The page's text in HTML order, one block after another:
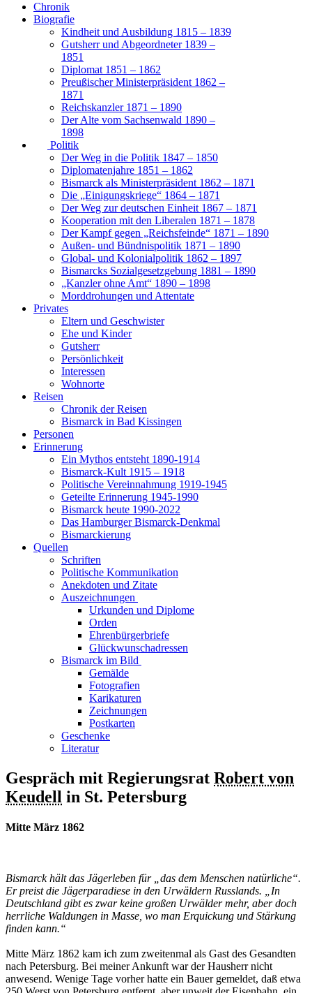
Chronik
Biografie
Kindheit und Ausbildung 1815 – 1839
Gutsherr und Abgeordneter 1839 –
1851
Diplomat 1851 – 1862
Preußischer Ministerpräsident 1862 –
1871
Reichskanzler 1871 – 1890
Der Alte vom Sachsenwald 1890 –
1898
Politik
Der Weg in die Politik 1847 – 1850
Diplomatenjahre 1851 – 1862
Bismarck als Ministerpräsident 1862 – 1871
Die „Einigungskriege“ 1864 – 1871
Der Weg zur deutschen Einheit 1867 – 1871
Kooperation mit den Liberalen 1871 – 1878
Der Kampf gegen „Reichsfeinde“ 1871 – 1890
Außen- und Bündnispolitik 1871 – 1890
Global- und Kolonialpolitik 1862 – 1897
Bismarcks Sozialgesetzgebung 1881 – 1890
„Kanzler ohne Amt“ 1890 – 1898
Morddrohungen und Attentate
Privates
Eltern und Geschwister
Ehe und Kinder
Gutsherr
Persönlichkeit
Interessen
Wohnorte
Reisen
Chronik der Reisen
Bismarck in Bad Kissingen
Personen
Erinnerung
Ein Mythos entsteht 1890-1914
Bismarck-Kult 1915 – 1918
Politische Vereinnahmung 1919-1945
Geteilte Erinnerung 1945-1990
Bismarck heute 1990-2022
Das Hamburger Bismarck-Denkmal
Bismarckierung
Quellen
Schriften
Politische Kommunikation
Anekdoten und Zitate
Auszeichnungen
Urkunden und Diplome
Orden
Ehrenbürgerbriefe
Glückwunschadressen
Bismarck im Bild
Gemälde
Fotografien
Karikaturen
Zeichnungen
Postkarten
Geschenke
Literatur
Gespräch mit Regierungsrat Robert von
Keudell in St. Petersburg
Mitte März 1862
Bismarck hält das Jägerleben für „das dem Menschen natürliche“.
Er preist die Jägerparadiese in den Urwäldern Russlands. „In
Deutschland gibt es zwar keine großen Urwälder mehr, aber doch
herrliche Waldungen in Masse, wo man Erquickung und Stärkung
finden kann.“
Mitte März 1862 kam ich zum zweitenmal als Gast des Gesandten
nach Petersburg. Bei meiner Ankunft war der Hausherr nicht
anwesend. Wenige Tage vorher hatte ein Bauer gemeldet, daß etwa